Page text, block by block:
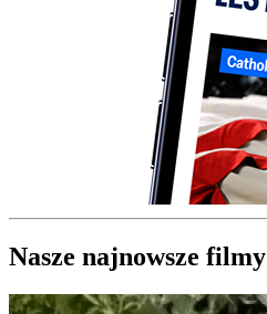
Nasze najnowsze filmy